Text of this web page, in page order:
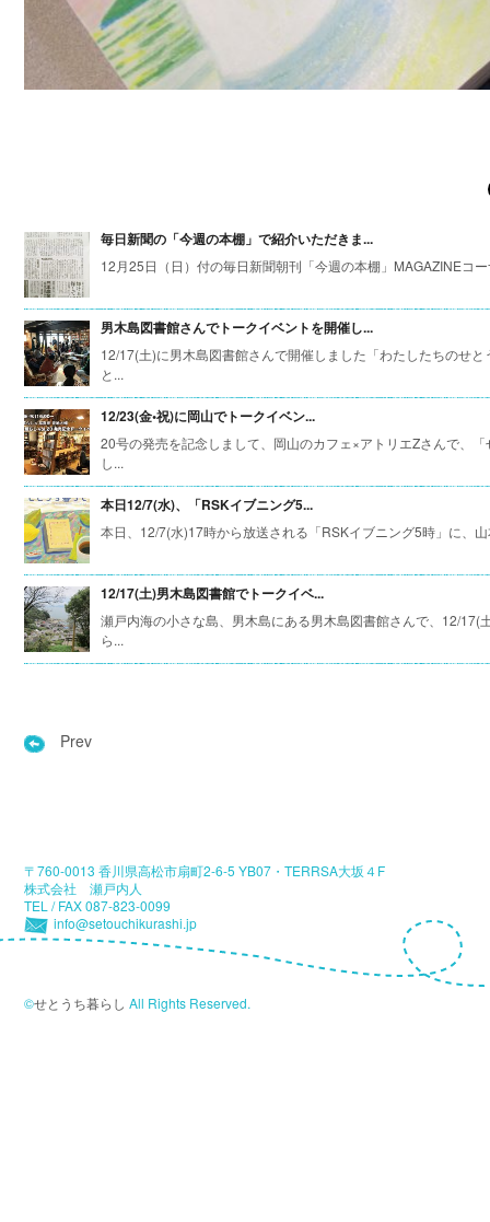
毎日新聞の「今週の本棚」で紹介いただきま...
12月25日（日）付の毎日新聞朝刊「今週の本棚」MAGAZINEコ
男木島図書館さんでトークイベントを開催し...
12/17(土)に男木島図書館さんで開催しました「わたしたちのせ
と...
12/23(金•祝)に岡山でトークイベン...
20号の発売を記念しまして、岡山のカフェ×アトリエZさんで、
し...
本日12/7(水)、「RSKイブニング5...
本日、12/7(水)17時から放送される「RSKイブニング5時」に、
12/17(土)男木島図書館でトークイベ...
瀬戸内海の小さな島、男木島にある男木島図書館さんで、12/17(
ら...
Prev
〒760-0013 香川県高松市扇町2-6-5 YB07・TERRSA大坂４F
株式会社 瀬戸内人
TEL / FAX 087-823-0099
info@setouchikurashi.jp
©せとうち暮らし All Rights Reserved.